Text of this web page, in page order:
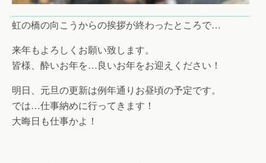
虹の橋の向こうからの挨拶が終わったところで…
来年もよろしくお願い致します。
皆様、酔いお年を…良いお年をお迎えください！
明日、元旦の更新は例年通りお昼頃の予定です。
では…仕事納めに行ってきます！
大晦日も仕事かよ！